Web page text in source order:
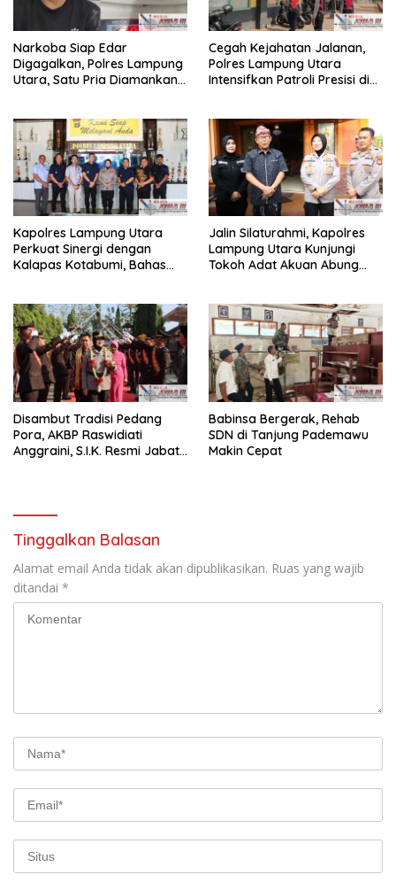
Narkoba Siap Edar
Digagalkan, Polres Lampung
Utara, Satu Pria Diamankan
Cegah Kejahatan Jalanan,
Polres Lampung Utara
Intensifkan Patroli Presisi di
Kapolres Lampung Utara
Perkuat Sinergi dengan
Kalapas Kotabumi, Bahas
Jalin Silaturahmi, Kapolres
Lampung Utara Kunjungi
Tokoh Adat Akuan Abung
Disambut Tradisi Pedang
Pora, AKBP Raswidiati
Anggraini, S.I.K. Resmi Jabat
Babinsa Bergerak, Rehab
SDN di Tanjung Pademawu
Makin Cepat
Tinggalkan Balasan
Alamat email Anda tidak akan dipublikasikan. Ruas yang wajib
ditandai *